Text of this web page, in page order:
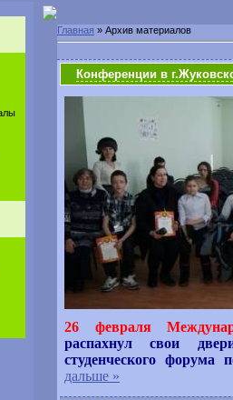
Главная » Архив материалов
Конференции в
26 февраля
распахнул свои
студенческого форума
дальше »